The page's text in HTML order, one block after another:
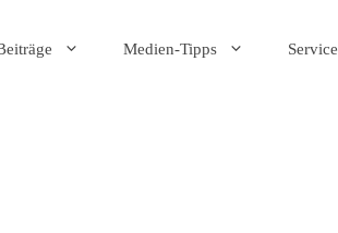
Medien-Tipps Service